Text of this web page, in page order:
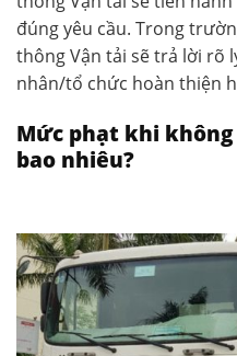
đúng yêu cầu. Trong
thông Vận tải sẽ trả lời rõ
nhân/tổ chức hoàn thiện
Mức phạt khi
bao nhiêu?